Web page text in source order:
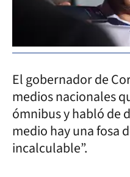
El gobernador de
medios nacionales
ómnibus y habló de
medio hay una fosa
incalculable”.